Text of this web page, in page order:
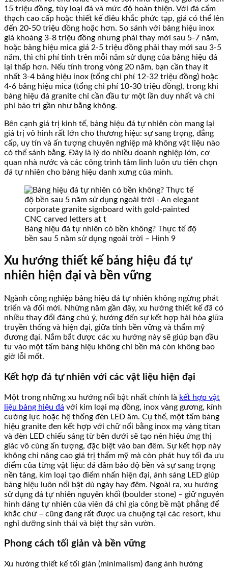
15 triệu đồng, tùy loại đá và mức độ hoàn thiện. Với đá cẩm
thạch cao cấp hoặc thiết kế điêu khắc phức tạp, giá có thể lên
đến 20-50 triệu đồng hoặc hơn. So sánh với bảng hiệu inox
giá khoảng 3-8 triệu đồng nhưng phải thay mới sau 5-7 năm,
hoặc bảng hiệu mica giá 2-5 triệu đồng phải thay mới sau 3-5
năm, thì chi phí tính trên mỗi năm sử dụng của bảng hiệu đá
lại thấp hơn. Nếu tính trong vòng 20 năm, bạn cần thay ít
nhất 3-4 bảng hiệu inox (tổng chi phí 12-32 triệu đồng) hoặc
4-6 bảng hiệu mica (tổng chi phí 10-30 triệu đồng), trong khi
bảng hiệu đá granite chỉ cần đầu tư một lần duy nhất và chi
phí bảo trì gần như bằng không.
Bên cạnh giá trị kinh tế, bảng hiệu đá tự nhiên còn mang lại
giá trị vô hình rất lớn cho thương hiệu: sự sang trọng, đẳng
cấp, uy tín và ấn tượng chuyên nghiệp mà không vật liệu nào
có thể sánh bằng. Đây là lý do nhiều doanh nghiệp lớn, cơ
quan nhà nước và các công trình tâm linh luôn ưu tiên chọn
đá tự nhiên cho bảng hiệu danh xưng của mình.
Bảng hiệu đá tự nhiên có bền không? Thực tế độ
bền sau 5 năm sử dụng ngoài trời – Hình 9
Xu hướng thiết kế bảng hiệu đá tự
nhiên hiện đại và bền vững
Ngành công nghiệp bảng hiệu đá tự nhiên không ngừng phát
triển và đổi mới. Những năm gần đây, xu hướng thiết kế đã có
nhiều thay đổi đáng chú ý, hướng đến sự kết hợp hài hòa giữa
truyền thống và hiện đại, giữa tính bền vững và thẩm mỹ
đương đại. Nắm bắt được các xu hướng này sẽ giúp bạn đầu
tư vào một tấm bảng hiệu không chỉ bền mà còn không bao
giờ lỗi mốt.
Kết hợp đá tự nhiên với các vật liệu hiện đại
Một trong những xu hướng nổi bật nhất chính là kết hợp vật
liệu bảng hiệu đá với kim loại mạ đồng, inox vàng gương, kính
cường lực hoặc hệ thống đèn LED âm. Cụ thể, một tấm bảng
hiệu granite đen kết hợp với chữ nổi bằng inox mạ vàng titan
và đèn LED chiếu sáng từ bên dưới sẽ tạo nên hiệu ứng thị
giác vô cùng ấn tượng, đặc biệt vào ban đêm. Sự kết hợp này
không chỉ nâng cao giá trị thẩm mỹ mà còn phát huy tối đa ưu
điểm của từng vật liệu: đá đảm bảo độ bền và sự sang trọng
nền tảng, kim loại tạo điểm nhấn hiện đại, ánh sáng LED giúp
bảng hiệu luôn nổi bật dù ngày hay đêm. Ngoài ra, xu hướng
sử dụng đá tự nhiên nguyên khối (boulder stone) – giữ nguyên
hình dáng tự nhiên của viên đá chỉ gia công bề mặt phẳng để
khắc chữ – cũng đang rất được ưa chuộng tại các resort, khu
nghỉ dưỡng sinh thái và biệt thự sân vườn.
Phong cách tối giản và bền vững
Xu hướng thiết kế tối giản (minimalism) đang ảnh hưởng